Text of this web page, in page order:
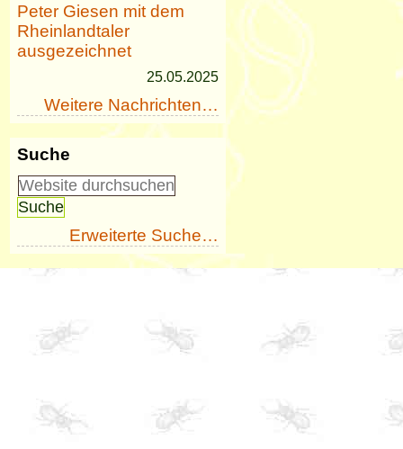
Peter Giesen mit dem
Rheinlandtaler
ausgezeichnet
25.05.2025
Weitere Nachrichten…
Suche
Erweiterte Suche…